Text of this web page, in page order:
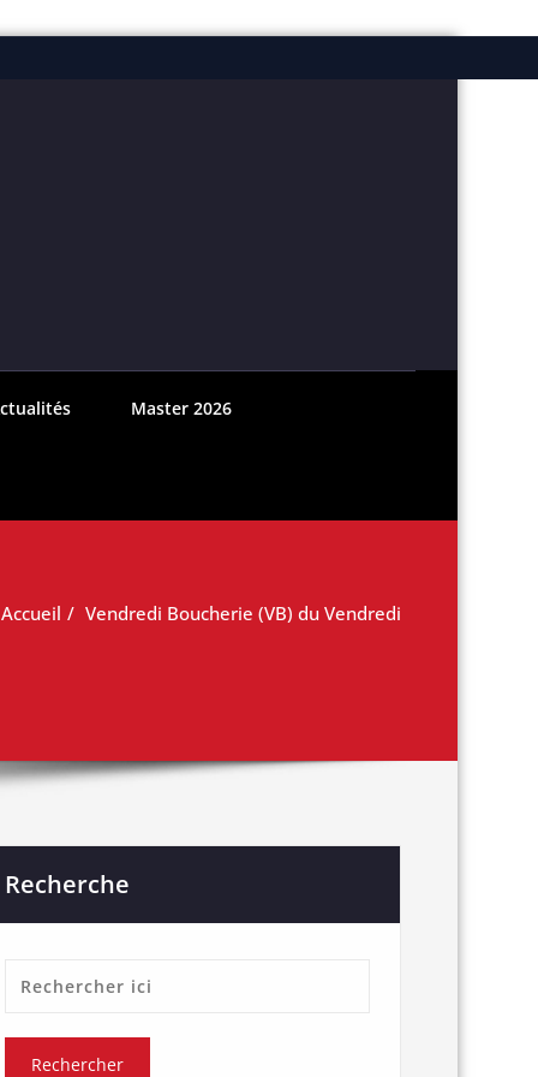
Master 2026
Accueil Vendredi Boucherie (VB) du Vendredi
Recherche